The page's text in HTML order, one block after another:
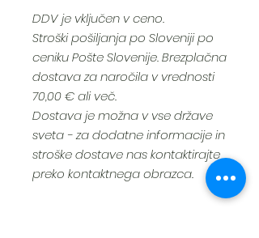
DDV je vključen v ceno.
Stroški pošiljanja po Sloveniji po
ceniku Pošte Slovenije. Brezplačna
dostava za naročila v vrednosti
70,00 € ali več.
Dostava je možna v vse države
sveta - za dodatne informacije in
stroške dostave nas kontaktirajte
preko kontaktnega obrazca.